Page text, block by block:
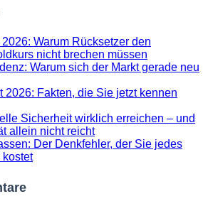
Warum Rücksetzer den
nicht brechen müssen
Warum sich der Markt gerade neu
2026: Fakten, die Sie jetzt kennen
Sicherheit wirklich erreichen – und
allein nicht reicht
Der Denkfehler, der Sie jedes
kostet